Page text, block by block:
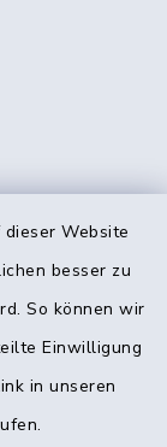
Website
besser zu
So können wir
Einwilligung
in unseren